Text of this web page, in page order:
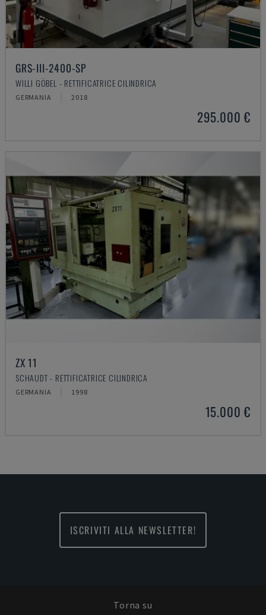
GRS-III-2400-SP
WILLI GÖBEL - RETTIFICATRICE CILINDRICA
GERMANIA 2018
295.000 €
ZX 11
SCHAUDT - RETTIFICATRICE CILINDRICA
GERMANIA 1998
15.000 €
ISCRIVITI ALLA NEWSLETTER!
Torna su